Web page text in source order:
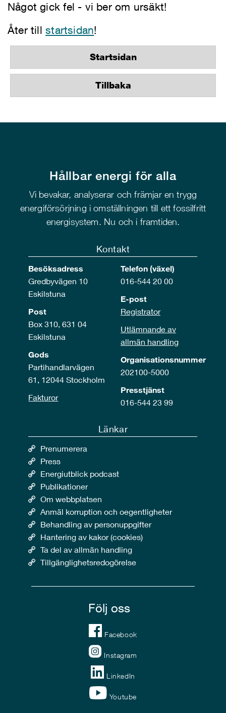
Något gick fel - vi ber om ursäkt!
Åter tillstartsidan!
Startsidan
Tillbaka
Hållbar energi för alla
Vi bevakar, analyserar och främjar en trygg
energiförsörjning i omställningen till ett fossilfritt
energisystem. Nu och i framtiden.
Kontakt
Besöksadress
Gredbyvägen 10
Eskilstuna
Post
Box 310, 631 04
Eskilstuna
Gods
Partihandlarvägen
61, 12044 Stockholm
Fakturor
Telefon (växel)
016-544 20 00
E-post
Registrator
Utlämnande av
allmän handling
Organisationsnummer
202100-5000
Presstjänst
016-544 23 99
Länkar
Prenumerera
Press
Energiutblick podcast
Publikationer
Om webbplatsen
Anmäl korruption och oegentligheter
Behandling av personuppgifter
Hantering av kakor (cookies)
Ta del av allmän handling
Tillgänglighetsredogörelse
Följ oss
Facebook
Instagram
LinkedIn
Youtube